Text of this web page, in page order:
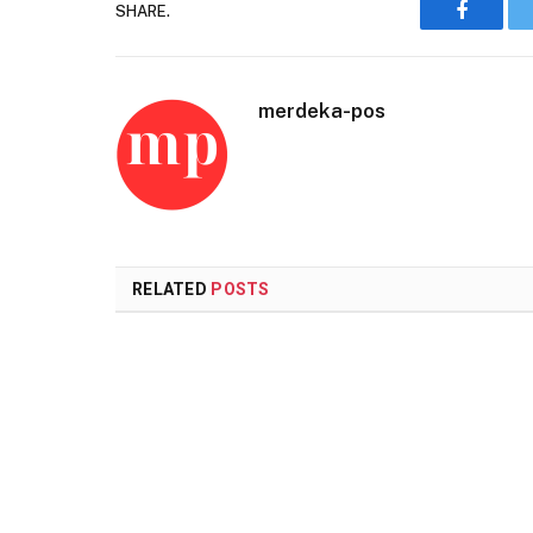
SHARE.
merdeka-pos
RELATED POSTS